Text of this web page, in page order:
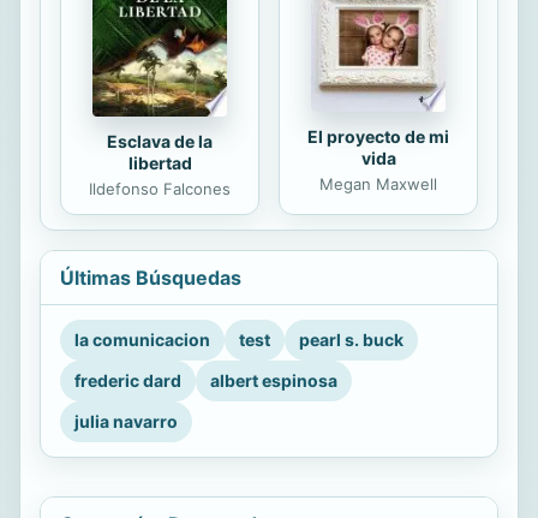
Esclava de la
libertad
Ildefonso Falcones
El proyecto de mi
vida
Megan Maxwell
Últimas Búsquedas
la comunicacion test
pearl s. buck
frederic dard
albert espinosa
julia navarro